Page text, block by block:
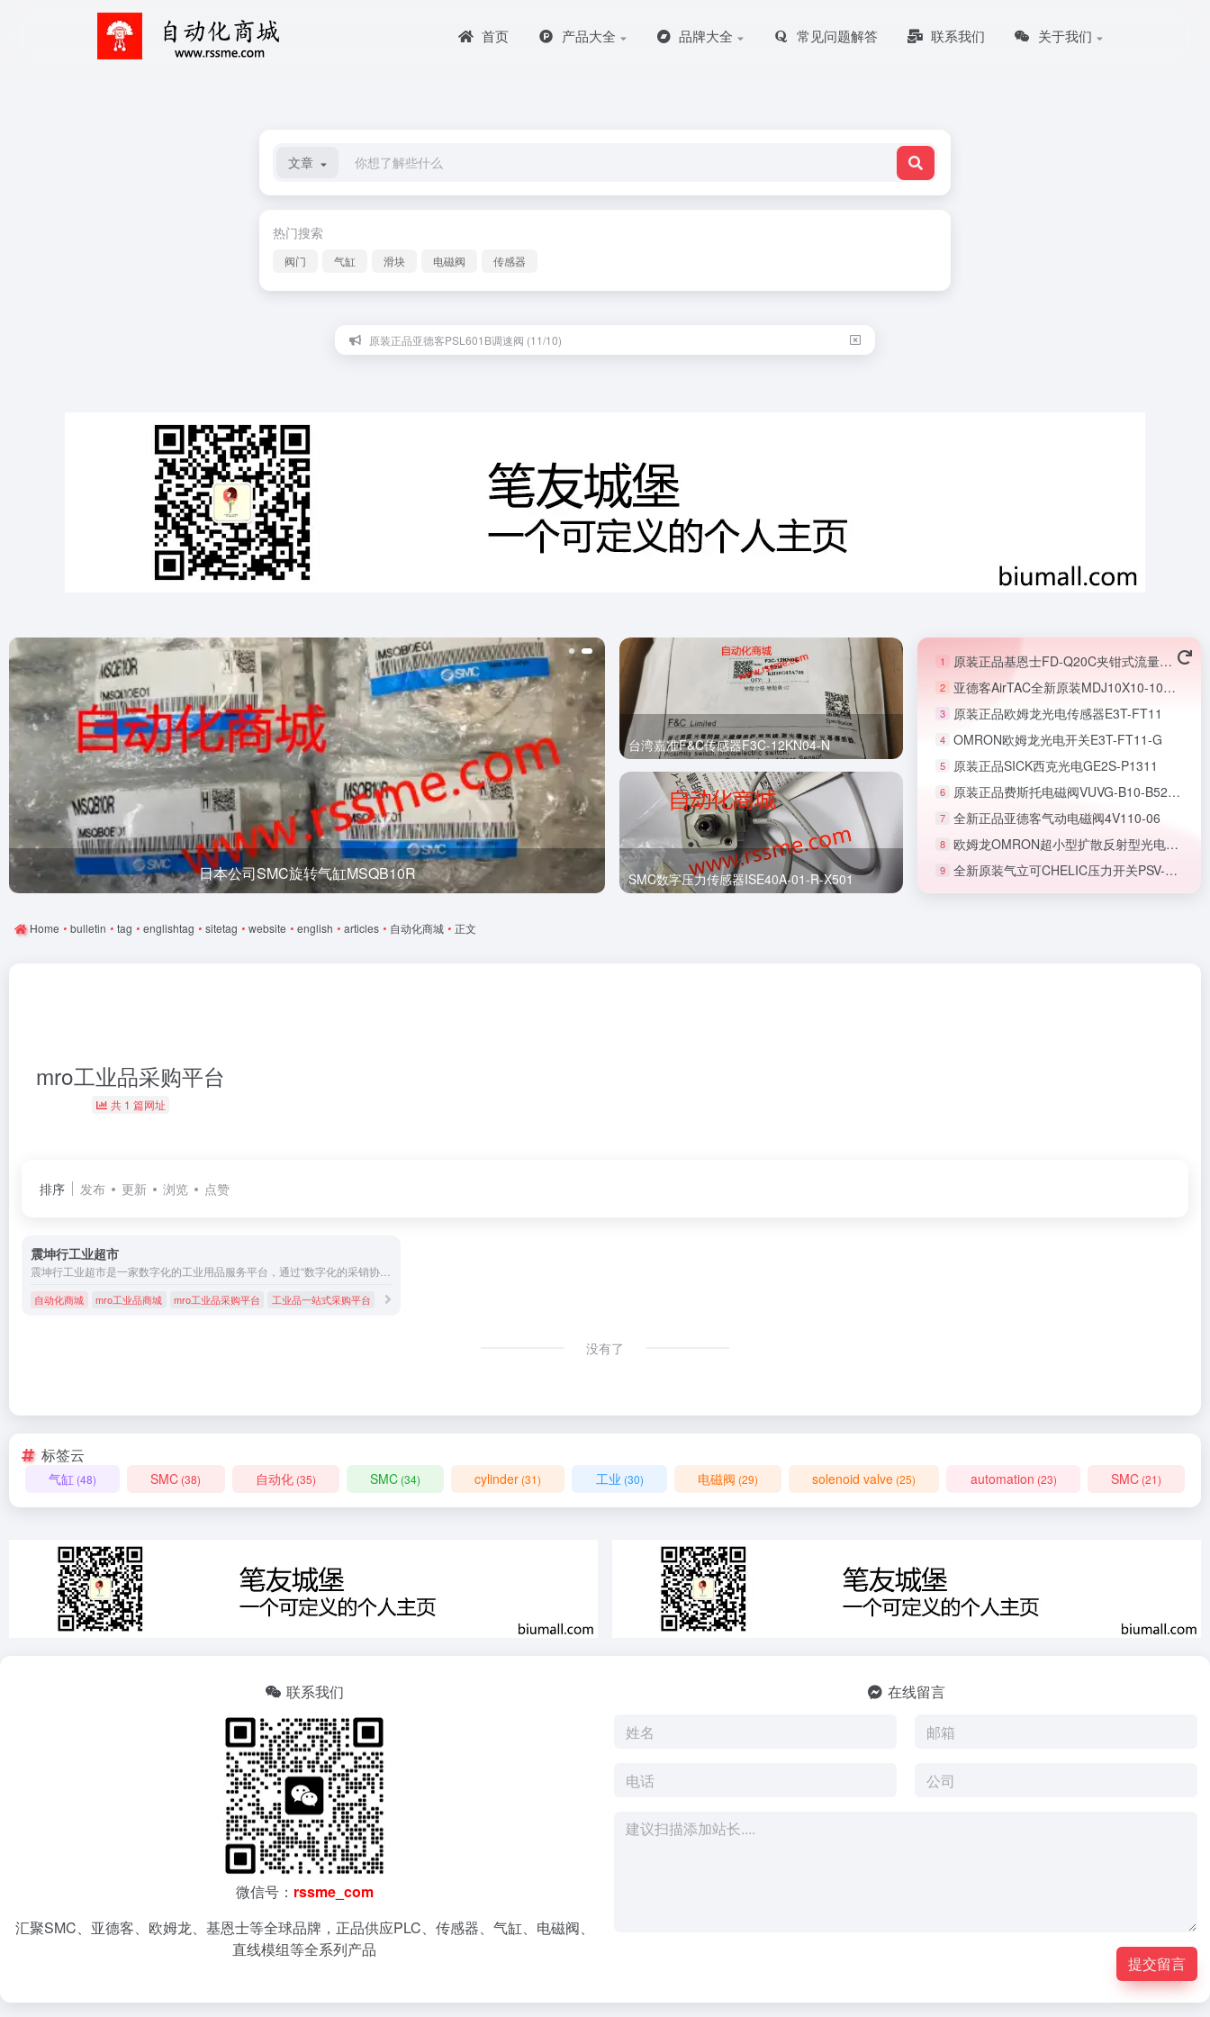
首页 产品大全 品牌大全 常见问题解答 联系我们 关于我们
文章
热门搜索
阀门 气缸 滑块 电磁阀 传感器
原装正品亚德客PSL601B调速阀 (11/10)
日本公司SMC旋转气缸MSQB10R 全新正品SMC节流阀AS1201F-M5-06A
台湾嘉准F&C传感器​​F3C-12KN04-N
SMC数字压力传感器ISE40A-01-R-X501
1 原装正品基恩士FD-Q20C夹钳式流量传感器
2 亚德客AirTAC全新原装MDJ10X10-10S微型无杆气缸
3 原装正品欧姆龙光电传感器E3T-FT11
4 OMRON欧姆龙光电开关E3T-FT11-G
5 原装正品SICK西克光电GE2S-P1311
6 原装正品费斯托电磁阀VUVG-B10-B52-ZT-F-1T1L
7 全新正品亚德客气动电磁阀4V110-06
8 欧姆龙OMRON超小型扩散反射型光电开关E3T-CD11
9 全新原装气立可CHELIC压力开关PSV-40-02-PT
Home • bulletin • tag • englishtag • sitetag • website • english • articles • 自动化商城 • 正文
mro工业品采购平台
共 1 篇网址
排序 发布 更新 浏览 点赞
震坤行工业超市
自动化商城 mro工业品商城 mro工业品采购平台 工业品一站式采购平台
没有了
标签云
气缸 (48) SMC (38) 自动化(35) SMC (34) cylinder (31) 工业 (30) 电磁阀 (29) solenoid valve (25) automation (23) SMC(21)
联系我们
微信号： rssme_com
汇聚SMC、亚德客、欧姆龙、基恩士等全球品牌，正品供应PLC、传感器、气缸、电磁阀、
直线模组等全系列产品
在线留言
提交留言